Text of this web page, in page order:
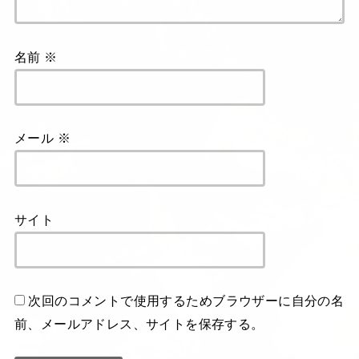
名前 ※
メール ※
サイト
次回のコメントで使用するためブラウザーに自分の名
前、メールアドレス、サイトを保存する。